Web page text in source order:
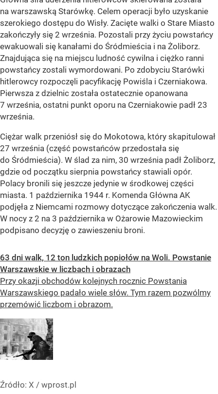
na warszawską Starówkę. Celem operacji było uzyskanie
szerokiego dostępu do Wisły. Zacięte walki o Stare Miasto
zakończyły się 2 września. Pozostali przy życiu powstańcy
ewakuowali się kanałami do Śródmieścia i na Żoliborz.
Znajdująca się na miejscu ludność cywilna i ciężko ranni
powstańcy zostali wymordowani. Po zdobyciu Starówki
hitlerowcy rozpoczęli pacyfikację Powiśla i Czerniakowa.
Pierwsza z dzielnic została ostatecznie opanowana
7 września, ostatni punkt oporu na Czerniakowie padł 23
września.
Ciężar walk przeniósł się do Mokotowa, który skapitulował
27 września (część powstańców przedostała się
do Śródmieścia). W ślad za nim, 30 września padł Żoliborz,
gdzie od początku sierpnia powstańcy stawiali opór.
Polacy bronili się jeszcze jedynie w środkowej części
miasta. 1 października 1944 r. Komenda Główna AK
podjęła z Niemcami rozmowy dotyczące zakończenia walk.
W nocy z 2 na 3 października w Ożarowie Mazowieckim
podpisano decyzję o zawieszeniu broni.
63 dni walk, 12 ton ludzkich popiołów na Woli. Powstanie
Warszawskie w liczbach i obrazach
Przy okazji obchodów kolejnych rocznic Powstania
Warszawskiego padało wiele słów. Tym razem pozwólmy
przemówić liczbom i obrazom.
Źródło: X / wprost.pl